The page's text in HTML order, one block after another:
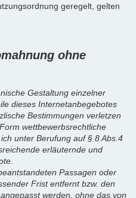
geregelt, gelten
ohne
Gestaltung einzelner
dieses Internetanbegebotes
Bestimmungen verletzen
wettbewerbsrechtliche
unter Berufung auf § 8 Abs.4
erläuternde und
Passagen oder
Frist entfernt bzw. den
werden, ohne das von